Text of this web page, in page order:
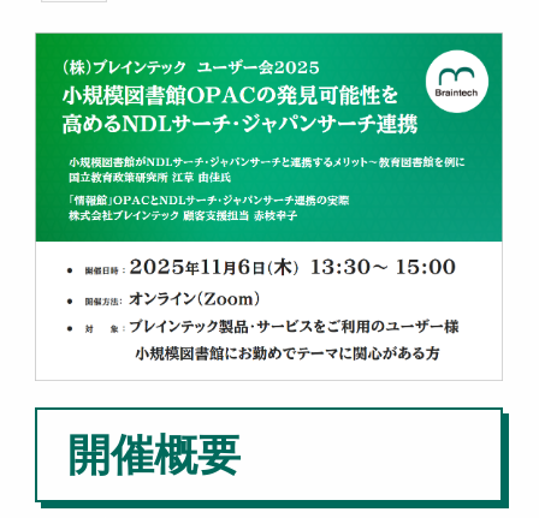
開催概要